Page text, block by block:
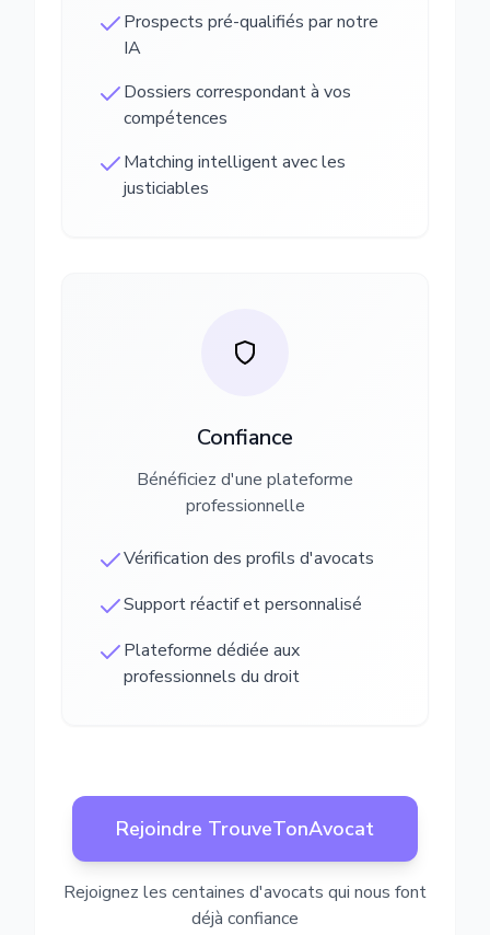
Prospects pré-qualifiés par notre
IA
Dossiers correspondant à vos
compétences
Matching intelligent avec les
justiciables
Confiance
Bénéficiez d'une plateforme
professionnelle
Vérification des profils d'avocats
Support réactif et personnalisé
Plateforme dédiée aux
professionnels du droit
Rejoindre TrouveTonAvocat
Rejoignez les centaines d'avocats qui nous font
déjà confiance